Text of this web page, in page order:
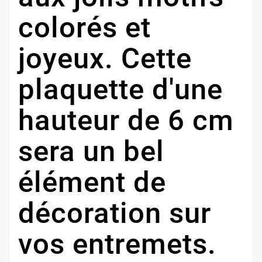
colorés et
joyeux. Cette
plaquette d'une
hauteur de 6 cm
sera un bel
élément de
décoration sur
vos entremets.